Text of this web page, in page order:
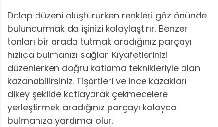
Dolap düzeni oluştururken renkleri göz önünde
bulundurmak da işinizi kolaylaştırır. Benzer
tonları bir arada tutmak aradığınız parçayı
hızlıca bulmanızı sağlar. Kıyafetlerinizi
düzenlerken doğru katlama teknikleriyle alan
kazanabilirsiniz. Tişörtleri ve ince kazakları
dikey şekilde katlayarak çekmecelere
yerleştirmek aradığınız parçayı kolayca
bulmanıza yardımcı olur.